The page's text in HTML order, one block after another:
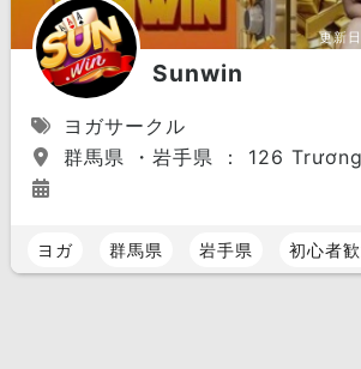
更新日
Sunwin
ヨガサークル
群馬県 ・岩手県 ： 126
ヨガ 群馬県 岩手県 初心者